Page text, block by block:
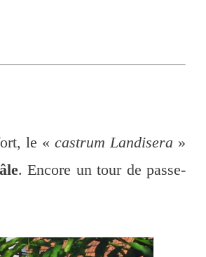
le « castrum Landisera »
. Encore un tour de passe-